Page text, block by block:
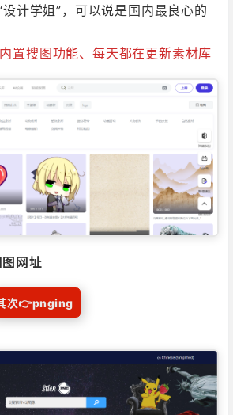
、更新快，比翻国外网站省事多
试试 stick 和 pnging 这两个
内站对大多数人来说已经足
直接去 Resource 这个网站下
质量素材包，不用登录就能
样机、字体等实用资源。
计学姐”，可以说是国内最良心的
置搜图功能、每天都在更新素材库
网址
次👉pnging